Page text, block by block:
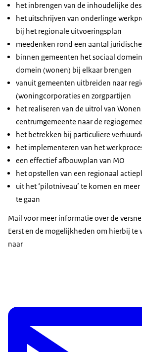
het inbrengen van de inhoudelijke
het uitschrijven van onderlinge
bij het regionale uitvoeringsplan
meedenken rond een aantal
binnen gemeenten het sociaal
domein (wonen) bij elkaar brengen
vanuit gemeenten uitbreiden naar
(woningcorporaties en zorgpartijen
het realiseren van de uitrol van Wonen
centrumgemeente naar de
het betrekken bij particuliere
het implementeren van het
een effectief afbouwplan van MO
het opstellen van een regionaal
uit het ‘pilotniveau’ te komen en
te gaan
Mail voor meer informatie over de
Eerst en de mogelijkheden om hierbij te
naar